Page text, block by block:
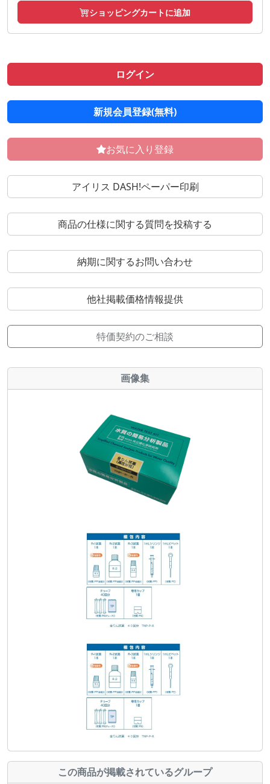
ショッピングカートに追加
ログイン
新規会員登録(無料)
お気に入り登録
アイリス DASH!ペーパー印刷
商品の仕様に関する質問を投稿する
納期に関するお問い合わせ
他社掲載価格情報提供
特価契約のご相談
画像集
この商品が掲載されているグループ